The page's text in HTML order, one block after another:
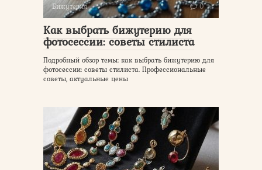
Бижутерия 0
Как выбрать бижутерию для
фотосессии: советы стилиста
Подробный обзор темы: как выбрать бижутерию для
фотосессии: советы стилиста. Профессиональные
советы, актуальные цены